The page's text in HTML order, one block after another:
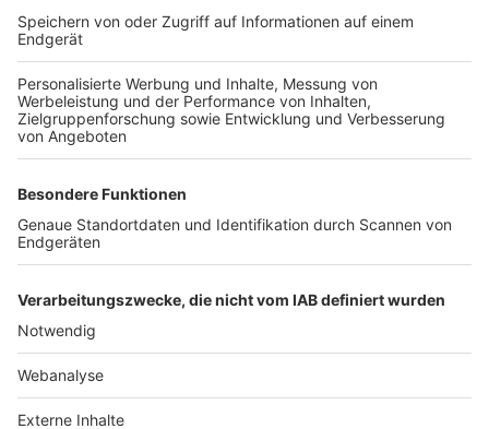
TOP-VEREINE
TOP-PARTNER
Nutzungsbedingungen Datenschutz Impressum